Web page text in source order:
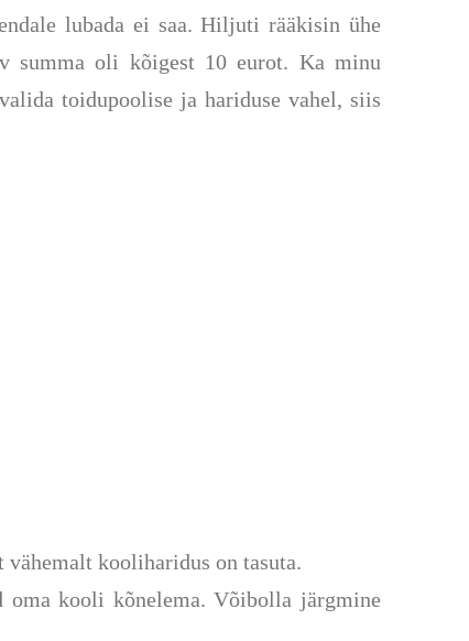
lubada ei saa. Hiljuti rääkisin ühe
summa oli kõigest 10 eurot. Ka minu
toidupoolise ja hariduse vahel, siis
kooliharidus on tasuta.
oma kooli kõnelema. Võibolla järgmine